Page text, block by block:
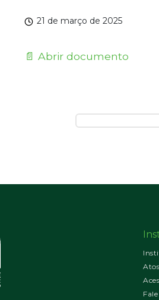
21 de março de 2025
📄 Abrir documento